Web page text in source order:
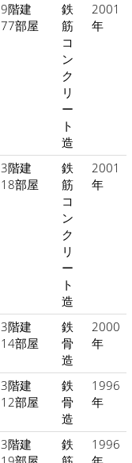
9階建
77部屋
鉄
筋
コ
ン
ク
リ
ー
ト
造
2001
年
3階建
18部屋
鉄
筋
コ
ン
ク
リ
ー
ト
造
2001
年
3階建
14部屋
鉄
骨
造
2000
年
3階建
12部屋
鉄
骨
造
1996
年
3階建
鉄
1996